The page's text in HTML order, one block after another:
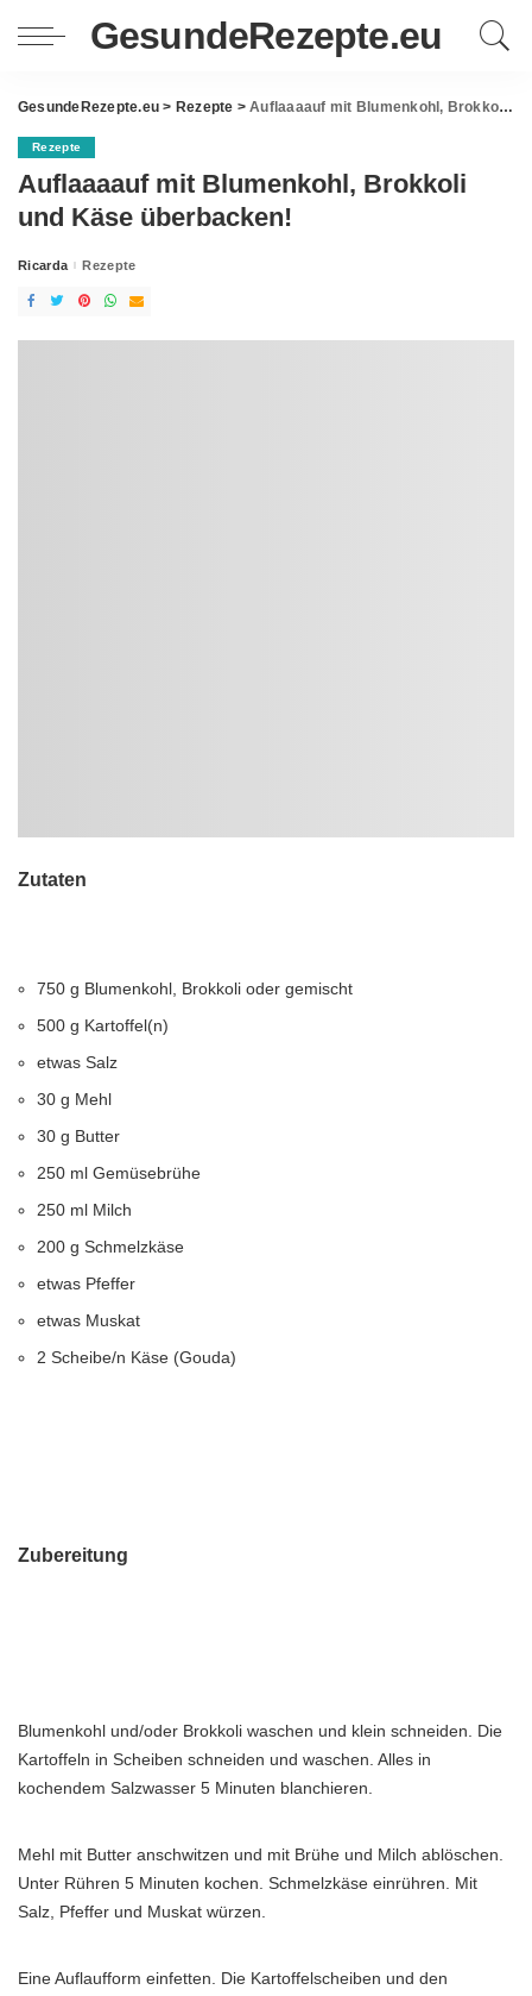
GesundeRezepte.eu
GesundeRezepte.eu > Rezepte >Auflaaaauf mit Blumenkohl, Brokkoli und Käse überbacken!
Rezepte
Auflaaaauf mit Blumenkohl, Brokkoli
und Käse überbacken!
Posted
Ricarda Rezepte
Zutaten
750 g Blumenkohl, Brokkoli oder gemischt
500 g Kartoffel(n)
etwas Salz
30 g Mehl
30 g Butter
250 ml Gemüsebrühe
250 ml Milch
200 g Schmelzkäse
etwas Pfeffer
etwas Muskat
2 Scheibe/n Käse (Gouda)
Zubereitung
Blumenkohl und/oder Brokkoli waschen und klein schneiden. Die
Kartoffeln in Scheiben schneiden und waschen. Alles in
kochendem Salzwasser 5 Minuten blanchieren.
Mehl mit Butter anschwitzen und mit Brühe und Milch ablöschen.
Unter Rühren 5 Minuten kochen. Schmelzkäse einrühren. Mit
Salz, Pfeffer und Muskat würzen.
Eine Auflaufform einfetten. Die Kartoffelscheiben und den